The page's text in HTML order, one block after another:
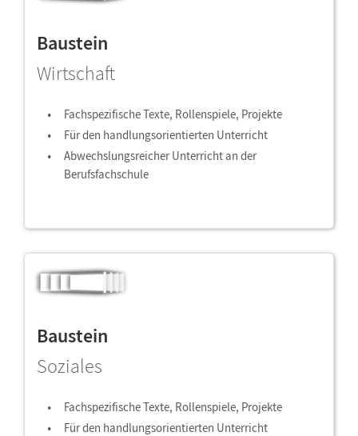
Baustein
Wirtschaft
Fachspezifische Texte, Rollenspiele, Projekte
Für den handlungsorientierten Unterricht
Abwechslungsreicher Unterricht an der
Berufsfachschule
Baustein
Soziales
Fachspezifische Texte, Rollenspiele, Projekte
Für den handlungsorientierten Unterricht